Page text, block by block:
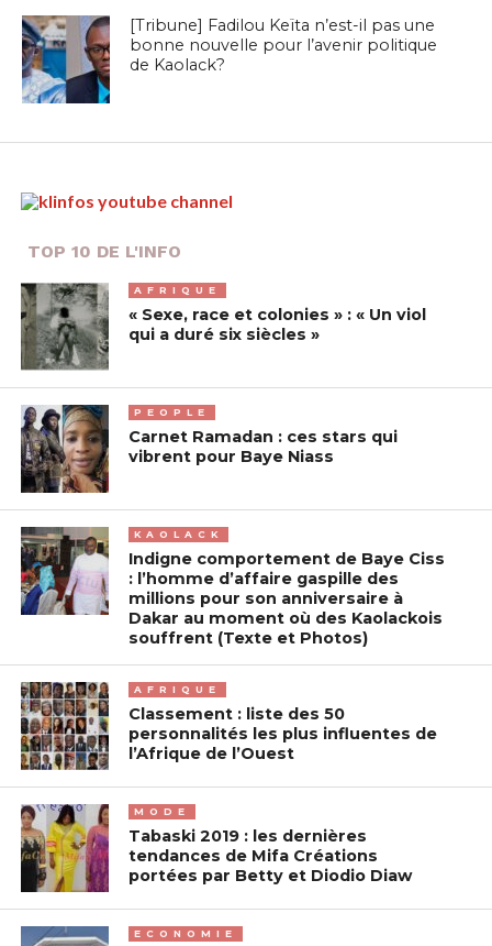
[Tribune] Fadilou Keïta n’est-il pas une
bonne nouvelle pour l’avenir politique
de Kaolack?
TOP 10 DE L'INFO
AFRIQUE
« Sexe, race et colonies » : « Un viol
qui a duré six siècles »
PEOPLE
Carnet Ramadan : ces stars qui
vibrent pour Baye Niass
KAOLACK
Indigne comportement de Baye Ciss
: l’homme d’affaire gaspille des
millions pour son anniversaire à
Dakar au moment où des Kaolackois
souffrent (Texte et Photos)
AFRIQUE
Classement : liste des 50
personnalités les plus influentes de
l’Afrique de l’Ouest
MODE
Tabaski 2019 : les dernières
tendances de Mifa Créations
portées par Betty et Diodio Diaw
ECONOMIE